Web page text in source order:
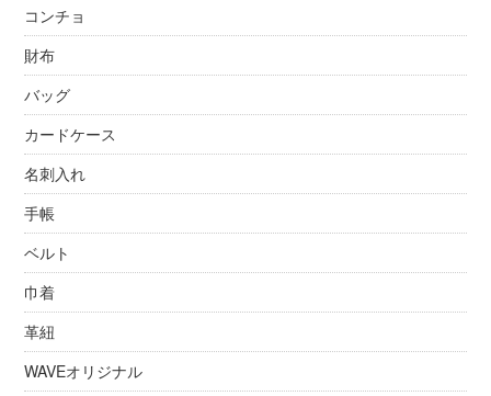
コンチョ
財布
バッグ
カードケース
名刺入れ
手帳
ベルト
巾着
革紐
WAVEオリジナル